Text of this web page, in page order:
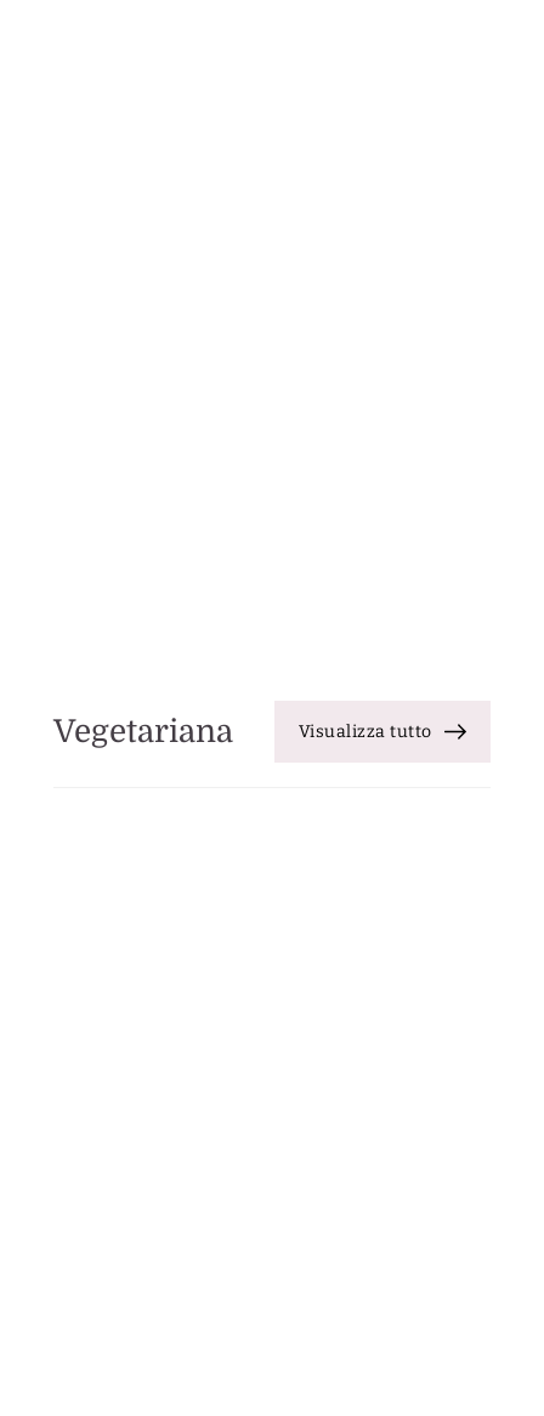
Vegetariana Visualizza tutto